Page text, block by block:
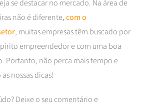
se destacar no mercado. Na área de
não é diferente,com o
, muitas empresas têm buscado por
empreendedor e com uma boa
Portanto, não perca mais tempo e
nossas dicas!
Deixe o seu comentário e